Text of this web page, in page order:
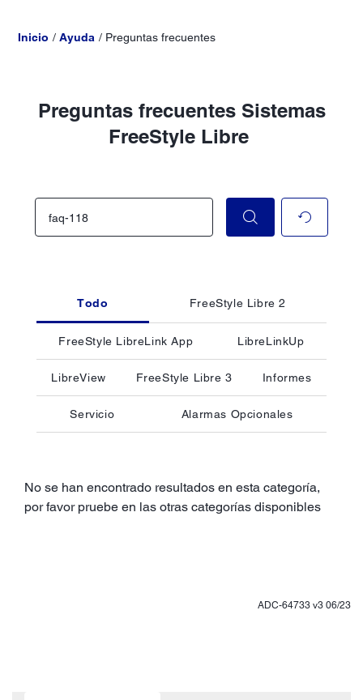
Inicio Ayuda Preguntas frecuentes
Preguntas frecuentes Sistemas
FreeStyle Libre
Todo FreeStyle Libre 2
FreeStyle LibreLink App LibreLinkUp
LibreView FreeStyle Libre 3 Informes
Servicio Alarmas Opcionales
No se han encontrado resultados en esta categoría,
por favor pruebe en las otras categorías disponibles
ADC-64733 v3 06/23